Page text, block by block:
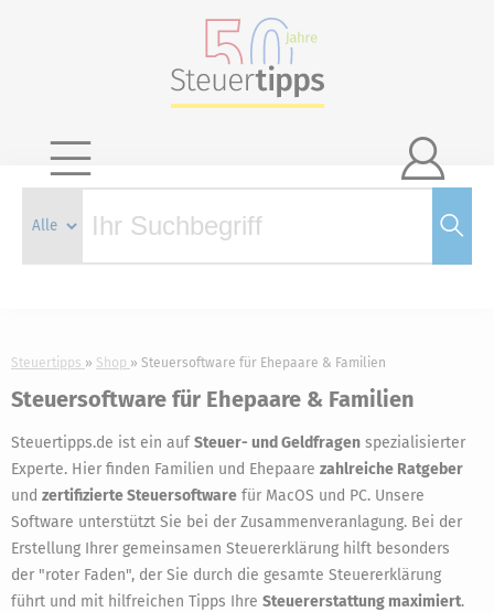

Steuertipps Shop Steuersoftware für Ehepaare & Familien
Steuersoftware für Ehepaare & Familien
Steuertipps.de ist ein aufSteuer- und Geldfragen spezialisierter
Experte. Hier finden Familien und Ehepaare zahlreiche Ratgeber
und zertifizierte Steuersoftware für MacOS und PC. Unsere
Software unterstützt Sie bei der Zusammenveranlagung. Bei der
Erstellung Ihrer gemeinsamen Steuererklärung hilft besonders
der "roter Faden", der Sie durch die gesamte Steuererklärung
führt und mit hilfreichen Tipps Ihre Steuererstattung maximiert.